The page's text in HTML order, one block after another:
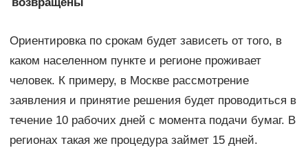
возвращены
Ориентировка по срокам будет зависеть от того, в
каком населенном пункте и регионе проживает
человек. К примеру, в Москве рассмотрение
заявления и принятие решения будет проводиться в
течение 10 рабочих дней с момента подачи бумаг. В
регионах такая же процедура займет 15 дней.